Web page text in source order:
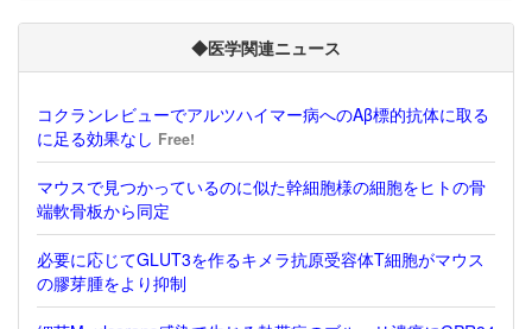
◆医学関連ニュース
コクランレビューでアルツハイマー病へのAβ標的抗体に取る
に足る効果なし Free!
マウスで見つかっているのに似た幹細胞様の細胞をヒトの骨
端軟骨板から同定
必要に応じてGLUT3を作るキメラ抗原受容体T細胞がマウス
の膠芽腫をより抑制